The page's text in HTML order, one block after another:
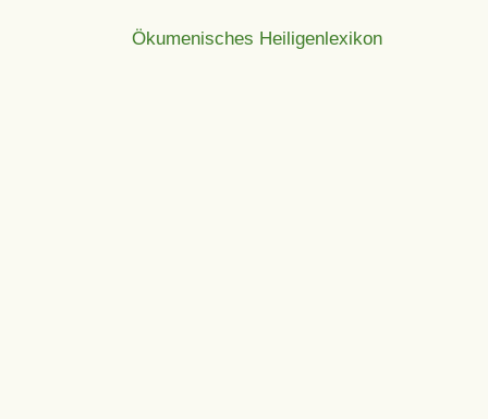
Ökumenisches Heiligenlexikon